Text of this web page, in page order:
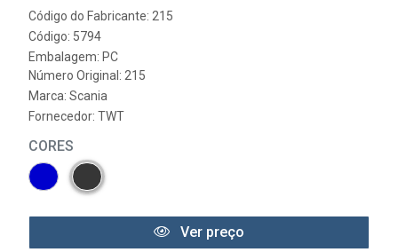
Código do Fabricante: 215
Código: 5794
Embalagem: PC
Número Original: 215
Marca: Scania
Fornecedor: TWT
CORES
Ver preço